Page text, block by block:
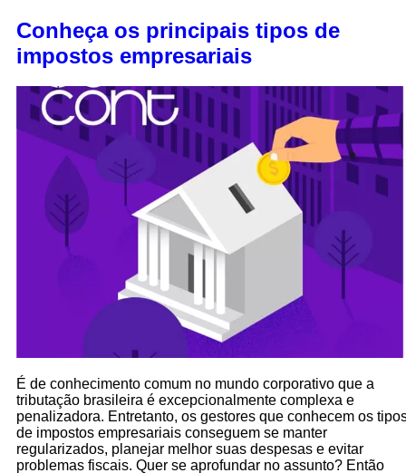
Conheça os principais tipos de
impostos empresariais
É de conhecimento comum no mundo corporativo que a
tributação brasileira é excepcionalmente complexa e
penalizadora. Entretanto, os gestores que conhecem os
de impostos empresariais conseguem se manter
regularizados, planejar melhor suas despesas e evitar
problemas fiscais. Quer se aprofundar no assunto? Então